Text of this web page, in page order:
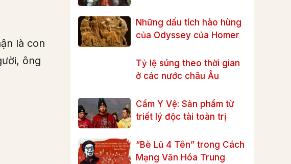
là con
ông
Những dấu tích hào hùng
của Odyssey của Homer
Tỷ lệ súng theo thời gian
ở các nước châu Âu
Cẩm Y Vệ: Sản phẩm từ
triết lý độc tài toàn trị
“Bè Lũ 4 Tên” trong Cách
Mạng Văn Hóa Trung